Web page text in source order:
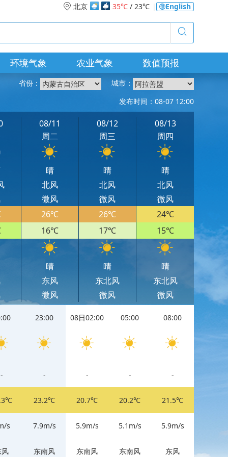
北京 35℃ / 23℃ English
环境气象 农业气象 数值预报
省份： 城市：
发布时间：08-07 12:00
08/11
周二
晴
北风
微风
26℃
16℃
晴
东风
微风
08/12
周三
晴
北风
微风
26℃
17℃
晴
东北风
微风
08/13
周四
晴
北风
微风
24℃
15℃
晴
东北风
微风
-
s
风
23:00
-
23.2℃
7.9m/s
东南风
08日02:00
-
20.7℃
5.9m/s
东南风
05:00
-
20.2℃
5.1m/s
东南风
08:00
-
21.5℃
5.9m/s
东风 东南风